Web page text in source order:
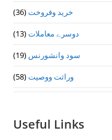
خرید وفروخت(36)
دوسرے معاملات(13)
سود وانشورنس (19)
وراثت ووصيت(58)
Useful Links